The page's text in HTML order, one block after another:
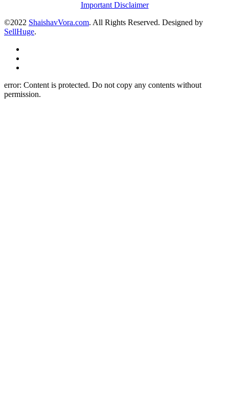
Important Disclaimer
©2022 ShaishavVora.com. All Rights Reserved. Designed by
SellHuge.
error: Content is protected. Do not copy any contents without
permission.